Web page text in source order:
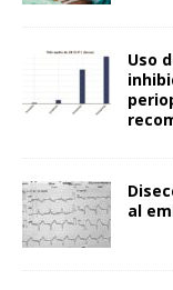
Uso
al